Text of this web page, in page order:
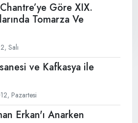
Göre XIX.
Tomarza Ve
Salı
ve Kafkasya ile
Pazartesi
Erkan'ı Anarken